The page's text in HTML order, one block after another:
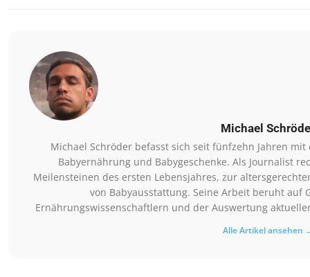
Michael
Michael Schröder befasst sich seit fünfzehn Jahren
Babyernährung und Babygeschenke. Als Journalist
Meilensteinen des ersten Lebensjahres, zur
von Babyausstattung. Seine Arbeit beruht auf
Ernährungswissenschaftlern und der Auswertung
Alle Artikel ansehen